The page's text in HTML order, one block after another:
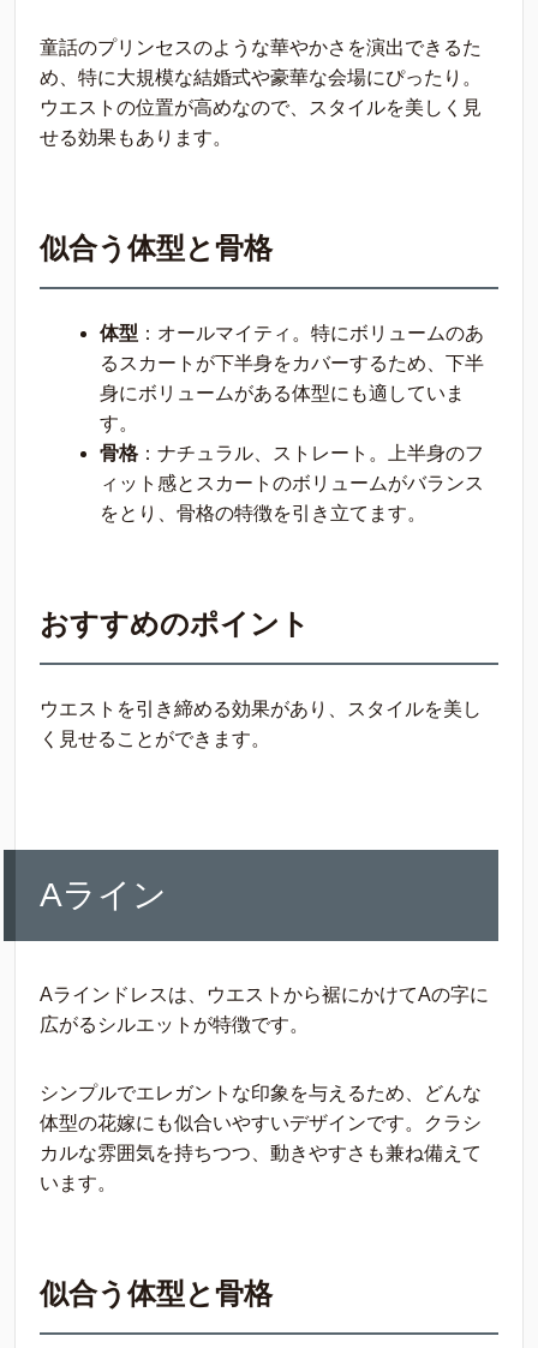
童話のプリンセスのような華やかさを演出できるた
め、特に大規模な結婚式や豪華な会場にぴったり。
ウエストの位置が高めなので、スタイルを美しく見
せる効果もあります。
似合う体型と骨格
体型 ：オールマイティ。特にボリュームのあ
るスカートが下半身をカバーするため、下半
身にボリュームがある体型にも適していま
す。
骨格：ナチュラル、ストレート。上半身のフ
ィット感とスカートのボリュームがバランス
をとり、骨格の特徴を引き立てます。
おすすめのポイント
ウエストを引き締める効果があり、スタイルを美し
く見せることができます。
Aライン
Aラインドレスは、ウエストから裾にかけてAの字に
広がるシルエットが特徴です。
シンプルでエレガントな印象を与えるため、どんな
体型の花嫁にも似合いやすいデザインです。クラシ
カルな雰囲気を持ちつつ、動きやすさも兼ね備えて
います。
似合う体型と骨格